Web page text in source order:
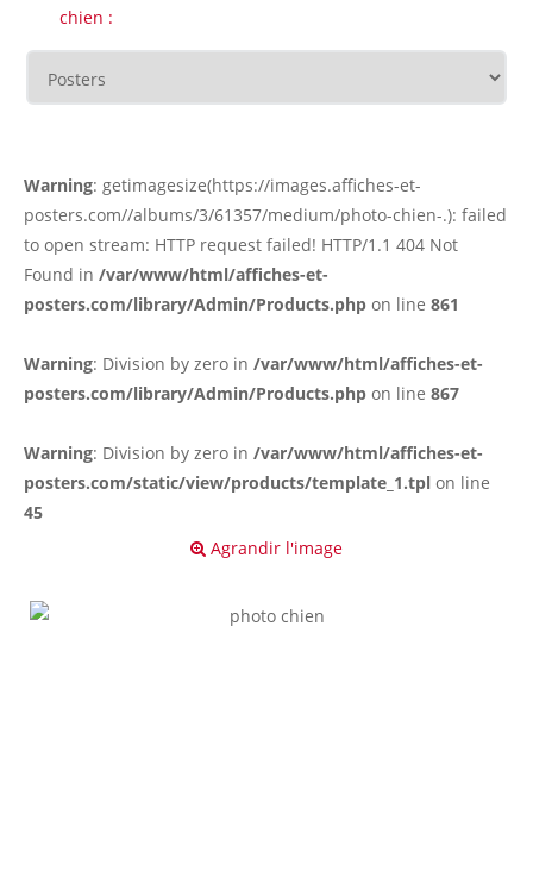
chien :
Warning: getimagesize(https://images.affiches-et-
posters.com//albums/3/61357/medium/photo-chien-.): failed
to open stream: HTTP request failed! HTTP/1.1 404 Not
Found in /var/www/html/affiches-et-
posters.com/library/Admin/Products.php on line 861
Warning: Division by zero in /var/www/html/affiches-et-
posters.com/library/Admin/Products.php on line 867
Warning: Division by zero in /var/www/html/affiches-et-
posters.com/static/view/products/template_1.tpl on line
45
Agrandir l'image